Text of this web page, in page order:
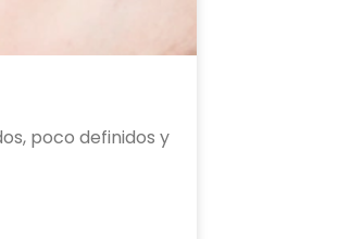
poco definidos y